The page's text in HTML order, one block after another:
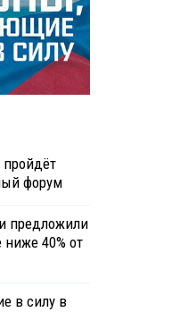
форум
предложили
ниже 40% от
в силу в